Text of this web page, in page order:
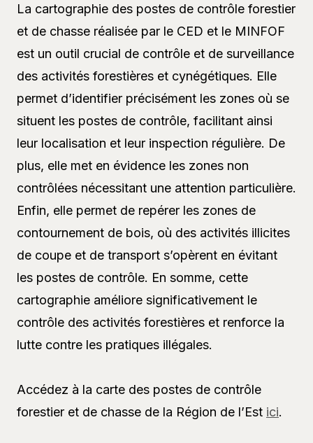
La cartographie des postes de contrôle forestier
et de chasse réalisée par le CED et le MINFOF
est un outil crucial de contrôle et de surveillance
des activités forestières et cynégétiques. Elle
permet d’identifier précisément les zones où se
situent les postes de contrôle, facilitant ainsi
leur localisation et leur inspection régulière. De
plus, elle met en évidence les zones non
contrôlées nécessitant une attention particulière.
Enfin, elle permet de repérer les zones de
contournement de bois, où des activités illicites
de coupe et de transport s’opèrent en évitant
les postes de contrôle. En somme, cette
cartographie améliore significativement le
contrôle des activités forestières et renforce la
lutte contre les pratiques illégales.
Accédez à la carte des postes de contrôle
forestier et de chasse de la Région de l’Est ici.